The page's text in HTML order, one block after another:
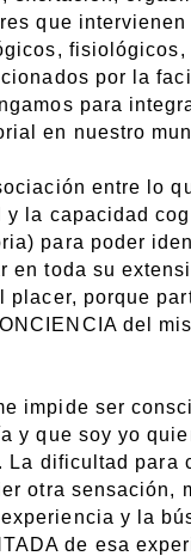
que intervienen
fisiológicos,
por la
para
en nuestro
entre lo
y la capacidad
para poder
en toda su
placer, porque
del
impide ser
y que soy yo
La dificultad para
otra sensación,
y la
de esa